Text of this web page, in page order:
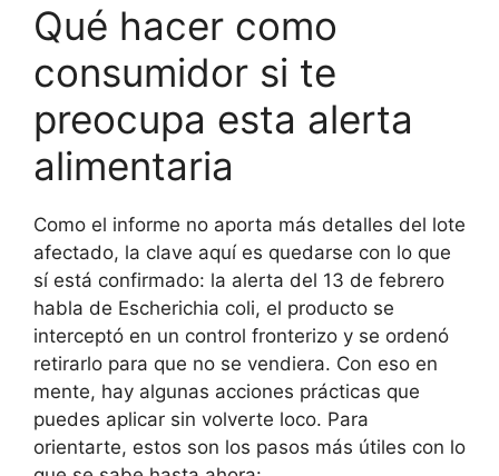
Qué hacer como
consumidor si te
preocupa esta alerta
alimentaria
Como el informe no aporta más detalles del lote
afectado, la clave aquí es quedarse con lo que
sí está confirmado: la alerta del 13 de febrero
habla de Escherichia coli, el producto se
interceptó en un control fronterizo y se ordenó
retirarlo para que no se vendiera. Con eso en
mente, hay algunas acciones prácticas que
puedes aplicar sin volverte loco. Para
orientarte, estos son los pasos más útiles con lo